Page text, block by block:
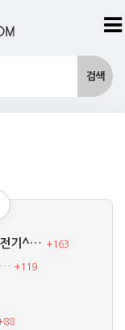
전기^… +163
… +119